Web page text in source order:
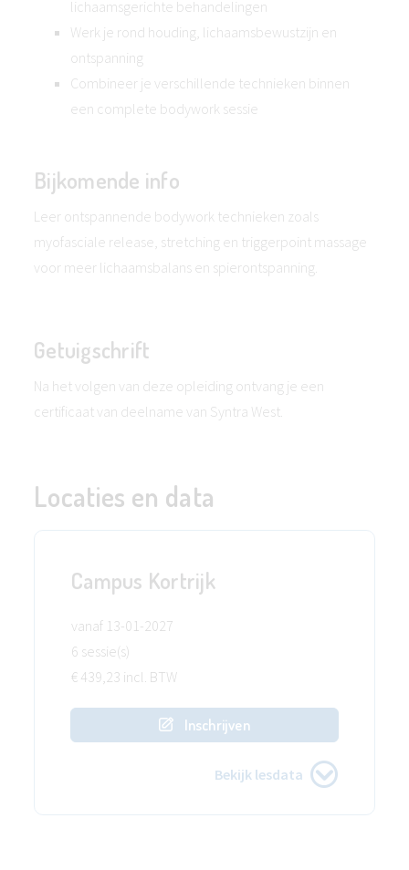
lichaamsgerichte behandelingen
Werk je rond houding, lichaamsbewustzijn en
ontspanning
Combineer je verschillende technieken binnen
een complete bodywork sessie
Bijkomende info
Leer ontspannende bodywork technieken zoals
myofasciale release, stretching en triggerpoint massage
voor meer lichaamsbalans en spierontspanning.
Getuigschrift
Na het volgen van deze opleiding ontvang je een
certificaat van deelname van Syntra West.
Locaties en data
Campus Kortrijk
vanaf 13-01-2027
6 sessie(s)
€ 439,23 incl. BTW
Inschrijven
Bekijk lesdata